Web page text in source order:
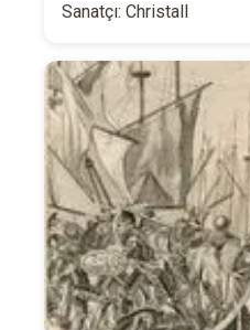
Sanatçı: Christall